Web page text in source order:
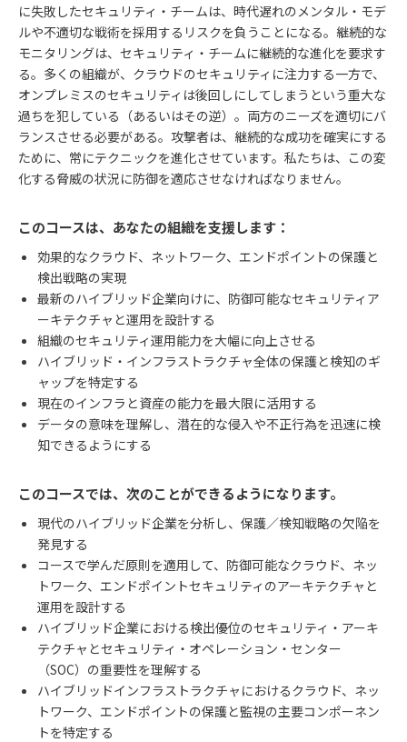
に失敗したセキュリティ・チームは、時代遅れのメンタル・モデ
ルや不適切な戦術を採用するリスクを負うことになる。継続的な
モニタリングは、セキュリティ・チームに継続的な進化を要求す
る。多くの組織が、クラウドのセキュリティに注力する一方で、
オンプレミスのセキュリティは後回しにしてしまうという重大な
過ちを犯している（あるいはその逆）。両方のニーズを適切にバ
ランスさせる必要がある。攻撃者は、継続的な成功を確実にする
ために、常にテクニックを進化させています。私たちは、この変
化する脅威の状況に防御を適応させなければなりません。
このコースは、あなたの組織を支援します：
効果的なクラウド、ネットワーク、エンドポイントの保護と
検出戦略の実現
最新のハイブリッド企業向けに、防御可能なセキュリティア
ーキテクチャと運用を設計する
組織のセキュリティ運用能力を大幅に向上させる
ハイブリッド・インフラストラクチャ全体の保護と検知のギ
ャップを特定する
現在のインフラと資産の能力を最大限に活用する
データの意味を理解し、潜在的な侵入や不正行為を迅速に検
知できるようにする
このコースでは、次のことができるようになります。
現代のハイブリッド企業を分析し、保護／検知戦略の欠陥を
発見する
コースで学んだ原則を適用して、防御可能なクラウド、ネッ
トワーク、エンドポイントセキュリティのアーキテクチャと
運用を設計する
ハイブリッド企業における検出優位のセキュリティ・アーキ
テクチャとセキュリティ・オペレーション・センター
（SOC）の重要性を理解する
ハイブリッドインフラストラクチャにおけるクラウド、ネッ
トワーク、エンドポイントの保護と監視の主要コンポーネン
トを特定する